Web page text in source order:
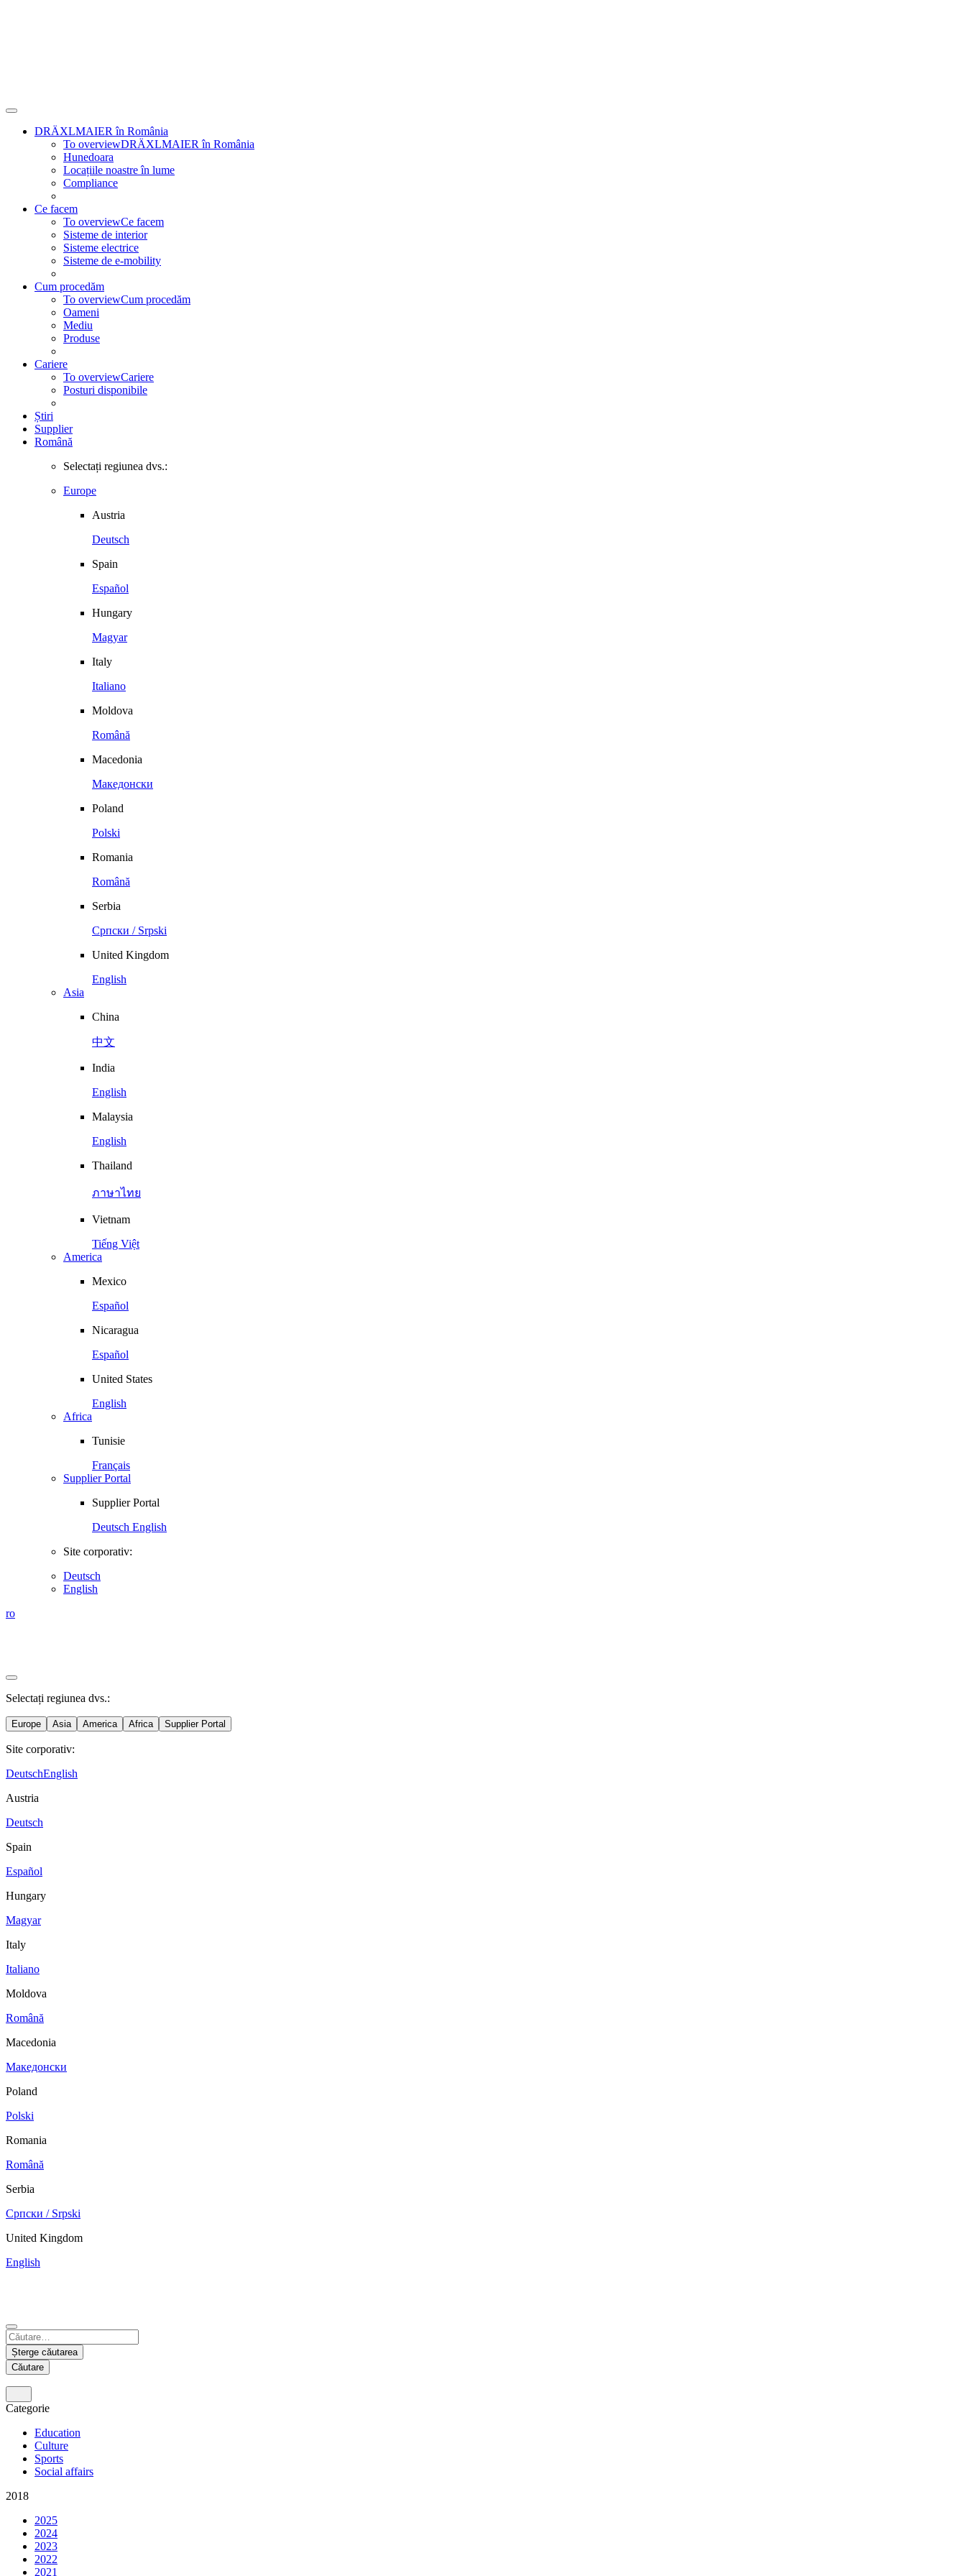
DRÄXLMAIER în România
To overviewDRÄXLMAIER în România
Hunedoara
Locațiile noastre în lume
Compliance
Ce facem
To overviewCe facem
Sisteme de interior
Sisteme electrice
Sisteme de e-mobility
Cum procedăm
To overviewCum procedăm
Oameni
Mediu
Produse
Cariere
To overviewCariere
Posturi disponibile
Știri
Supplier
Română
Selectați regiunea dvs.:
Europe
Austria
Deutsch
Spain
Español
Hungary
Magyar
Italy
Italiano
Moldova
Română
Macedonia
Македонски
Poland
Polski
Romania
Română
Serbia
Српски / Srpski
United Kingdom
English
Asia
China
中文
India
English
Malaysia
English
Thailand
ภาษาไทย
Vietnam
Tiếng Việt
America
Mexico
Español
Nicaragua
Español
United States
English
Africa
Tunisie
Français
Supplier Portal
Supplier Portal
Deutsch English
Site corporativ:
Deutsch
English
ro
Selectați regiunea dvs.:
Europe Asia America Africa Supplier Portal
Site corporativ:
DeutschEnglish
Austria
Deutsch
Spain
Español
Hungary
Magyar
Italy
Italiano
Moldova
Română
Macedonia
Македонски
Poland
Polski
Romania
Română
Serbia
Српски / Srpski
United Kingdom
English
India
English
Malaysia
English
Thailand
ภาษาไทย
Vietnam
Tiếng Việt
Nicaragua
Español
United States
English
Șterge căutarea
Căutare
Categorie
Education
Culture
Sports
Social affairs
2018
2025
2024
2023
2022
2021